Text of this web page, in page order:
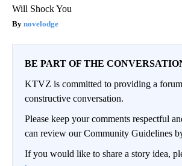
Will Shock You
novelodge
BE PART OF THE
KTVZ is committed to providing a
constructive conversation.
Please keep your comments respectful
can review our Community Guidelines
If you would like to share a story idea,